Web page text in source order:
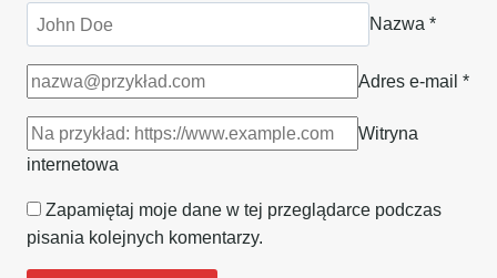
Nazwa *
Adres e-mail *
Witryna
internetowa
Zapamiętaj moje dane w tej przeglądarce podczas
pisania kolejnych komentarzy.